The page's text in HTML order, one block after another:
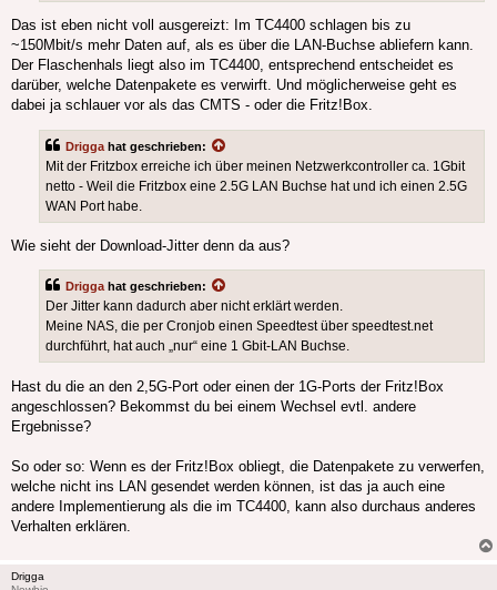
Das ist eben nicht voll ausgereizt: Im TC4400 schlagen bis zu
~150Mbit/s mehr Daten auf, als es über die LAN-Buchse abliefern kann.
Der Flaschenhals liegt also im TC4400, entsprechend entscheidet es
darüber, welche Datenpakete es verwirft. Und möglicherweise geht es
dabei ja schlauer vor als das CMTS - oder die Fritz!Box.
Drigga hat geschrieben:
Mit der Fritzbox erreiche ich über meinen Netzwerkcontroller ca. 1Gbit
netto - Weil die Fritzbox eine 2.5G LAN Buchse hat und ich einen 2.5G
WAN Port habe.
Wie sieht der Download-Jitter denn da aus?
Drigga hat geschrieben:
Der Jitter kann dadurch aber nicht erklärt werden.
Meine NAS, die per Cronjob einen Speedtest über speedtest.net
durchführt, hat auch „nur“ eine 1 Gbit-LAN Buchse.
Hast du die an den 2,5G-Port oder einen der 1G-Ports der Fritz!Box
angeschlossen? Bekommst du bei einem Wechsel evtl. andere
Ergebnisse?
So oder so: Wenn es der Fritz!Box obliegt, die Datenpakete zu verwerfen,
welche nicht ins LAN gesendet werden können, ist das ja auch eine
andere Implementierung als die im TC4400, kann also durchaus anderes
Verhalten erklären.
Drigga